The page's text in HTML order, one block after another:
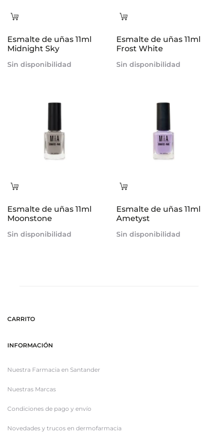
Leer
Esmalte de uñas 11ml
Midnight Sky
Sin disponibilidad
Leer
Esmalte de uñas 11ml
Frost White
Sin disponibilidad
Leer
Esmalte de uñas 11ml
Moonstone
Sin disponibilidad
Leer
Esmalte de uñas 11ml
Ametyst
Sin disponibilidad
CARRITO
INFORMACIÓN
Nuestra Farmacia en Santander
Nuestras Marcas
Condiciones de pago y envío
Novedades y trucos en dermofarmacia